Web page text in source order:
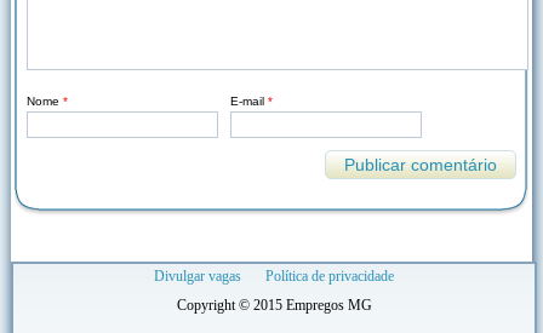
Nome * E-mail *
Divulgar vagas
Política de privacidade
Copyright © 2015 Empregos MG